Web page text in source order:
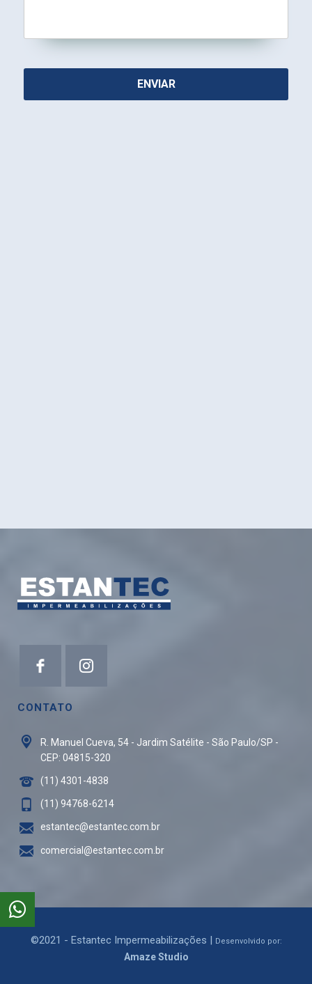
CONTATO
R. Manuel Cueva, 54 - Jardim Satélite - São Paulo/SP -
CEP: 04815-320
(11) 4301-4838
(11) 94768-6214
estantec@estantec.com.br
comercial@estantec.com.br
©2021 - Estantec Impermeabilizações | Desenvolvido por:
Amaze Studio